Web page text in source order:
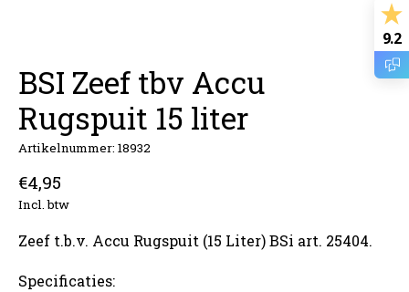
BSI Zeef tbv Accu
Rugspuit 15 liter
Artikelnummer: 18932
€4,95
Incl. btw
Zeef t.b.v. Accu Rugspuit (15 Liter) BSi art. 25404.
Specificaties:
9.2